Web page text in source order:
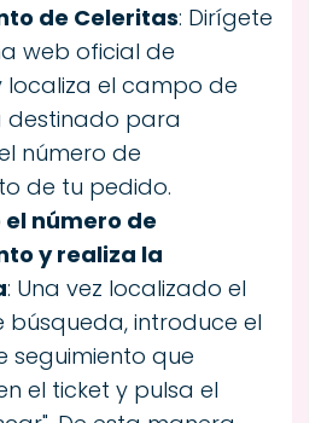
de Celeritas: Dirígete
web oficial de
localiza el campo de
destinado para
número de
de tu pedido.
número de
y realiza la
: Una vez localizado el
introduce el
seguimiento que
el ticket y pulsa el